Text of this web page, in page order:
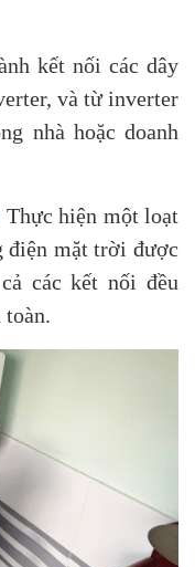
kết nối các dây
và từ inverter
nhà hoặc doanh
Thực hiện một loạt
điện mặt trời được
các kết nối đều
toàn.